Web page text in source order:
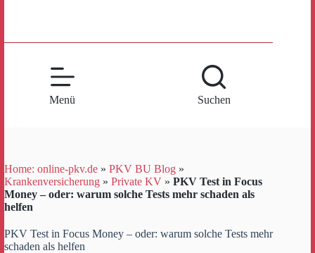
Menü Suchen
Home: online-pkv.de » PKV BU Blog »
Krankenversicherung » Private KV » PKV Test in Focus
Money – oder: warum solche Tests mehr schaden als
helfen
PKV Test in Focus Money – oder: warum solche Tests mehr
schaden als helfen